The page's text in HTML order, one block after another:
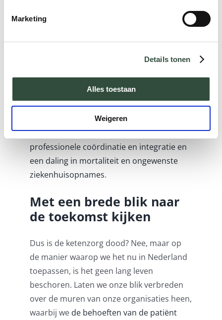
Marketing
Details tonen
Alles toestaan
Weigeren
complexe patiëntengroepen werkt als je de
gezamenlijk verantwoordelijk maakt voor
de uitkomsten. Dit bleek ook uit een review
die we onlangs hebben gedaan op basis
van hetRegenboogmodelvoor
waardegedreven zorg.Ook daar vonden we
een significant verband tussen
professionele coördinatie en integratie en
een daling in mortaliteit en ongewenste
ziekenhuisopnames.
Met een brede blik naar
de toekomst kijken
Dus is de ketenzorg dood? Nee, maar op
de manier waarop we het nu in Nederland
toepassen, is het geen lang leven
beschoren. Laten we onze blik verbreden
over de muren van onze organisaties heen,
waarbij we de behoeften van de patiënt